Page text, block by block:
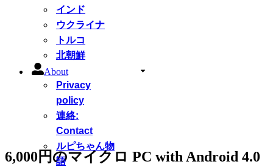
インド
ウクライナ
トルコ
北朝鮮
About
Privacy
policy
連絡:
Contact
ルピちゃん物
語
6,000円のマイクロ PC with Android 4.0